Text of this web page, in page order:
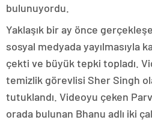
bulunuyordu.
Yaklaşık bir ay önce
sosyal medyada yayılmasıyla
çekti ve büyük tepki topladı.
temizlik görevlisi Sher Singh
tutuklandı. Videoyu çeken
orada bulunan Bhanu adlı iki